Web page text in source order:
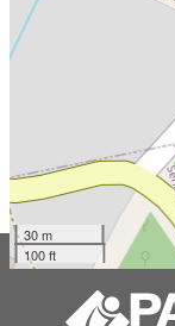
30 m
100 ft